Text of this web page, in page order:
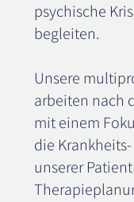
psychische
begleiten.
Unsere
arbeiten nach
mit einem
die
unserer